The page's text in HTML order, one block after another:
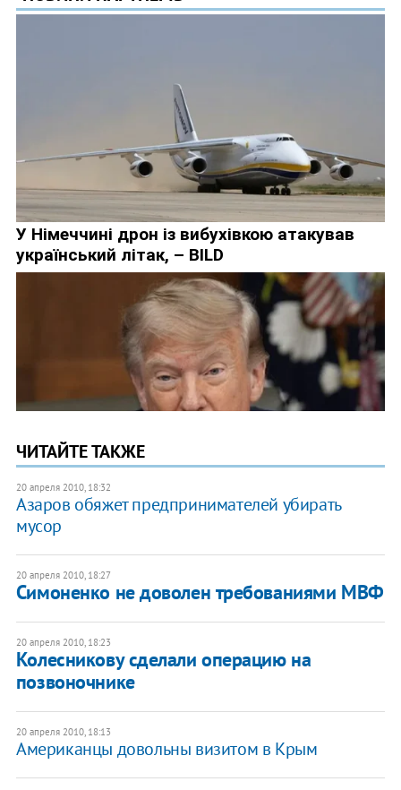
ЧИТАЙТЕ ТАКЖЕ
20 апреля 2010, 18:32
Азаров обяжет предпринимателей убирать
мусор
20 апреля 2010, 18:27
Симоненко не доволен требованиями МВФ
20 апреля 2010, 18:23
Колесникову сделали операцию на
позвоночнике
20 апреля 2010, 18:13
Американцы довольны визитом в Крым